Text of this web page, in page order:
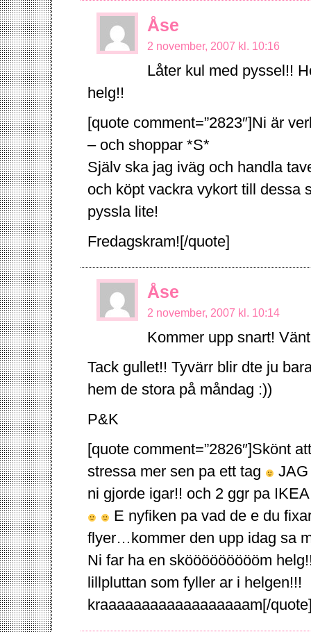
Åse
2 november, 2007 kl. 10:16
Låter kul med pyssel!!
helg!!
[quote comment=”2823″]Ni är
– och shoppar *S*
Själv ska jag iväg och handla
och köpt vackra vykort till dessa
pyssla lite!
Fredagskram![/quote]
Åse
2 november, 2007 kl. 10:14
Kommer upp snart!
Tack gullet!! Tyvärr blir dte ju
hem de stora på måndag :))
P&K
[quote comment=”2826″]Skönt
stressa mer sen pa ett tag
ni gjorde igar!! och 2 ggr pa
E nyfiken pa vad de e du
flyer…kommer den upp idag sa
Ni far ha en sköööööööööm
lillpluttan som fyller ar i helgen!!!
kraaaaaaaaaaaaaaaaaam[/